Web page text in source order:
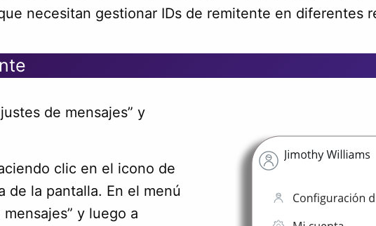
necesitan gestionar IDs de remitente en diferentes
de mensajes” y
clic en el icono de
de la pantalla. En el menú
y luego a